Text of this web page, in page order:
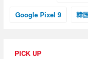
Google Pixel 9 韓
PICK UP